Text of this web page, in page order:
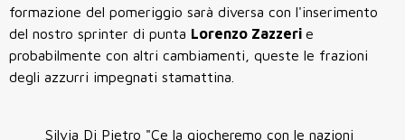
formazione del pomeriggio sarà diversa con l'inserimento
del nostro sprinter di punta Lorenzo Zazzeri e
probabilmente con altri cambiamenti, queste le frazioni
degli azzurri impegnati stamattina.
Silvia Di Pietro "Ce la giocheremo con le nazioni